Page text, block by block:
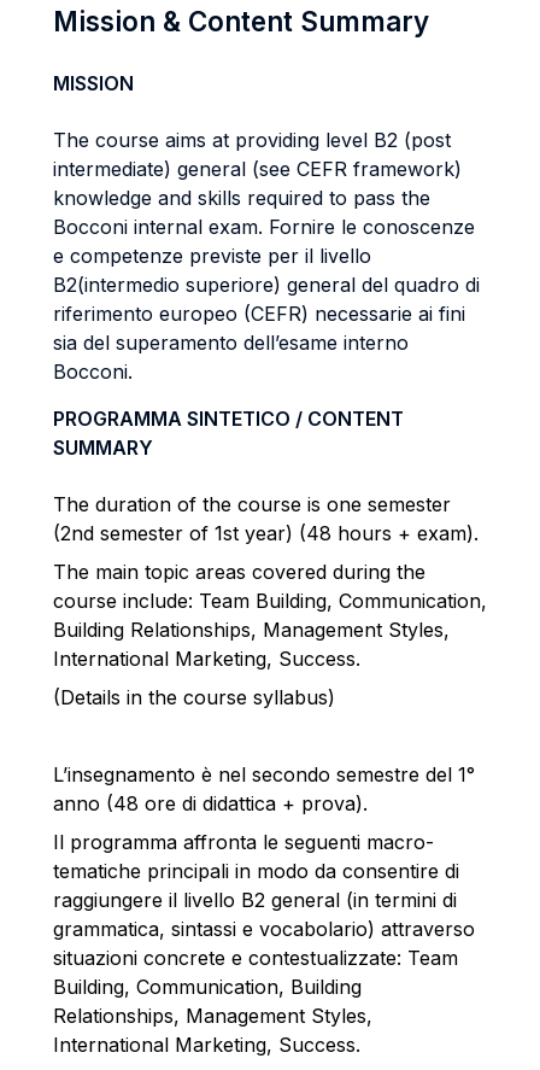
Mission & Content Summary
MISSION
The course aims at providing level B2 (post
intermediate) general (see CEFR framework)
knowledge and skills required to pass the
Bocconi internal exam. Fornire le conoscenze
e competenze previste per il livello
B2(intermedio superiore) general del quadro di
riferimento europeo (CEFR) necessarie ai fini
sia del superamento dell’esame interno
Bocconi.
PROGRAMMA SINTETICO / CONTENT
SUMMARY
The duration of the course is one semester
(2nd semester of 1st year) (48 hours + exam).
The main topic areas covered during the
course include: Team Building, Communication,
Building Relationships, Management Styles,
International Marketing, Success.
(Details in the course syllabus)
L’insegnamento è nel secondo semestre del 1°
anno (48 ore di didattica + prova).
Il programma affronta le seguenti macro-
tematiche principali in modo da consentire di
raggiungere il livello B2 general (in termini di
grammatica, sintassi e vocabolario) attraverso
situazioni concrete e contestualizzate: Team
Building, Communication, Building
Relationships, Management Styles,
International Marketing, Success.